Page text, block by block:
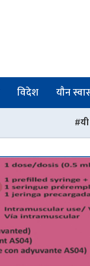
विदेश यौन
यी हुन् बर्षाको समयमा